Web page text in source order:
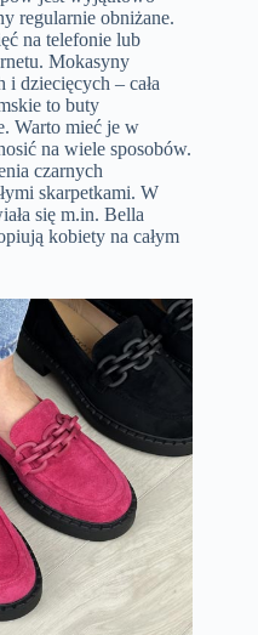
regularnie obniżane.
na telefonie lub
Mokasyny
dziecięcych – cała
to buty
Warto mieć je w
na wiele sposobów.
czarnych
skarpetkami. W
się m.in. Bella
kobiety na całym